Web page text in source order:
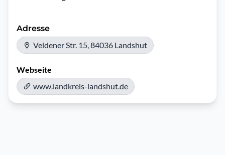
Adresse
Veldener Str. 15, 84036 Landshut
Webseite
www.landkreis-landshut.de